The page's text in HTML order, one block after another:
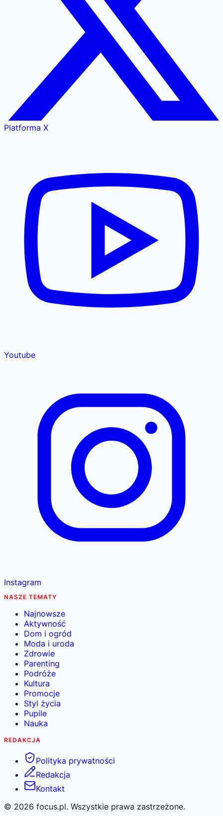
Platforma X
Youtube
Instagram
NASZE TEMATY
Najnowsze
Aktywność
Dom i ogród
Moda i uroda
Zdrowie
Parenting
Podróże
Kultura
Promocje
Styl życia
Pupile
Nauka
REDAKCJA
Polityka prywatności
Redakcja
Kontakt
© 2026 focus.pl. Wszystkie prawa zastrzeżone.